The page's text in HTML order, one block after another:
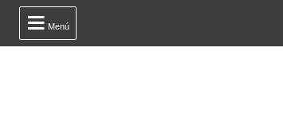
 Menú